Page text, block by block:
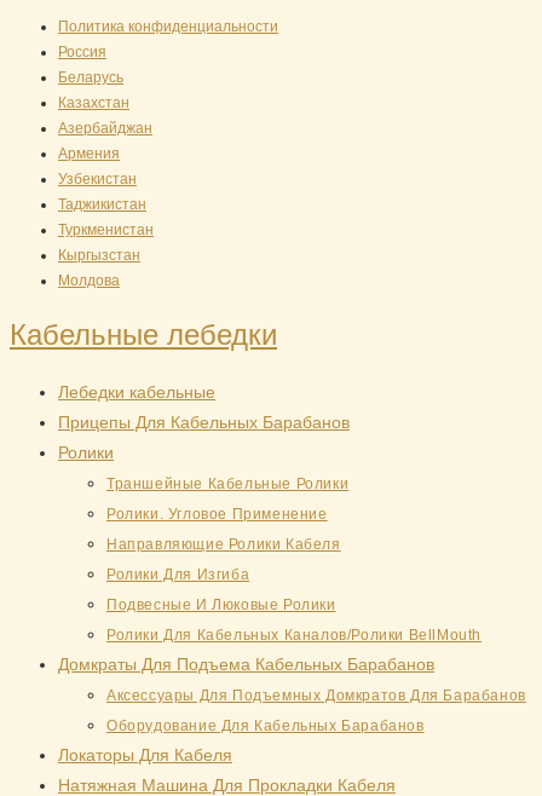
Перейти
содержимому
Политика конфиденциальности
Россия
Беларусь
Казахстан
Азербайджан
Армения
Узбекистан
Таджикистан
Туркменистан
Кыргызстан
Молдова
Кабельные лебедки
Лебедки кабельные
Прицепы Для Кабельных Барабанов
Ролики
Траншейные Кабельные Ролики
Ролики. Угловое Применение
Направляющие Ролики Кабеля
Ролики Для Изгиба
Подвесные И Люковые Ролики
Ролики Для Кабельных Каналов/Ролики BellMouth
Домкраты Для Подъема Кабельных Барабанов
Аксессуары Для Подъемных Домкратов Для Барабанов
Оборудование Для Кабельных Барабанов
Локаторы Для Кабеля
Натяжная Mашина Для Прокладки Кабеля